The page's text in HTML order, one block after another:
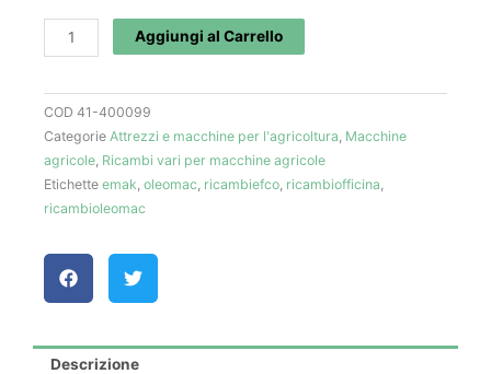
61400099R
-
Mac
quantità
Aggiungi al Carrello
COD 41-400099
Categorie Attrezzi e macchine per l'agricoltura, Macchine
agricole, Ricambi vari per macchine agricole
Etichette emak, oleomac, ricambiefco, ricambiofficina,
ricambioleomac
Descrizione